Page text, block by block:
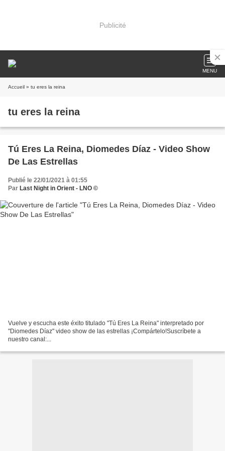
Publicité
MENU
Accueil » tu eres la reina
tu eres la reina
Tú Eres La Reina, Diomedes Díaz - Video Show
De Las Estrellas
Publié le 22/01/2021 à 01:55
Par Last Night in Orient - LNO ©
Vuelve y escucha este éxito titulado "Tú Eres La Reina" interpretado por
"Diomedes Díaz" video show de las estrellas ¡Compártelo!Suscríbete a
nuestro canal:...